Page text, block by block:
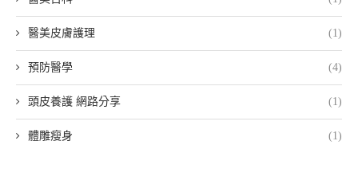
醫美皮膚護理 (1)
預防醫學 (4)
頭皮養護 網路分享 (1)
體雕瘦身 (1)